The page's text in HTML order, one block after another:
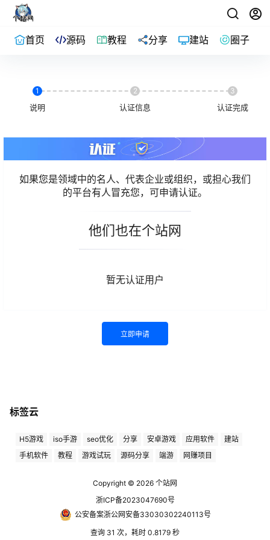
首页 源码 教程 分享 建站 圈子
1
说明
2
认证信息
3
认证完成
如果您是领域中的名人、代表企业或组织，或担心我们
的平台有人冒充您，可申请认证。
他们也在个站网
暂无认证用户
立即申请
标签云
H5游戏 iso手游 seo优化 分享 安卓游戏 应用软件
建站
手机软件
教程 游戏试玩 源码分享 端游 网赚项目
Copyright © 2026 个站网
浙ICP备2023047690号
公安备案浙公网安备33030302240113号
查询 31 次，耗时 0.8179 秒